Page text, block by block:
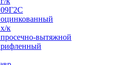
к
вытяжной